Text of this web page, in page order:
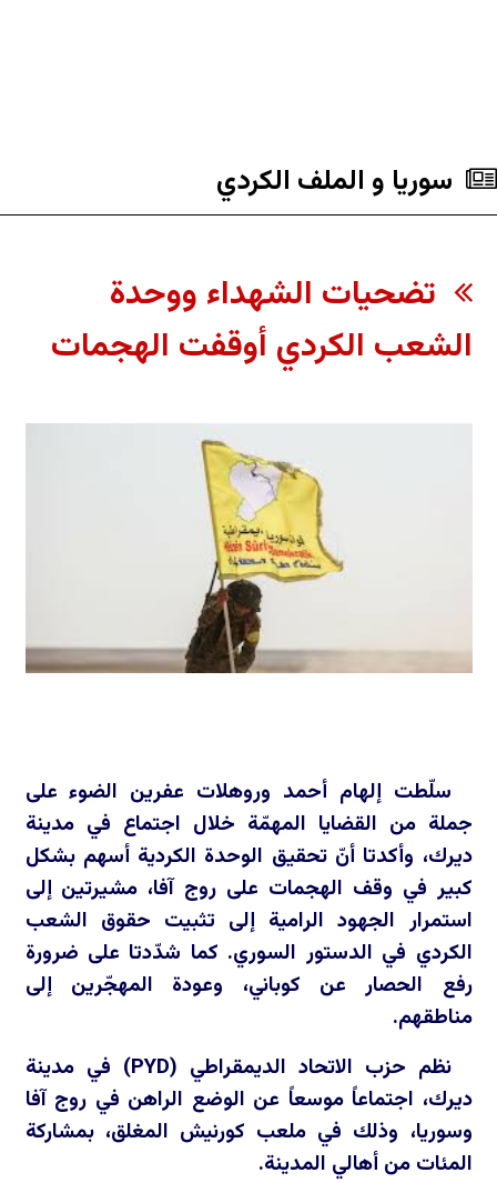
سوريا و الملف الکردي
تضحيات الشهداء ووحدة
الشعب الكردي أوقفت الهجمات
سلّطت إلهام أحمد وروهلات عفرين الضوء على
جملة من القضايا المهمّة خلال اجتماع في مدينة
ديرك، وأكدتا أنّ تحقيق الوحدة الكردية أسهم بشكل
كبير في وقف الهجمات على روج آفا، مشيرتين إلى
استمرار الجهود الرامية إلى تثبيت حقوق الشعب
الكردي في الدستور السوري. كما شدّدتا على ضرورة
رفع الحصار عن كوباني، وعودة المهجّرين إلى
مناطقهم.
نظم حزب الاتحاد الديمقراطي (PYD) في مدينة
ديرك، اجتماعاً موسعاً عن الوضع الراهن في روج آفا
وسوريا، وذلك في ملعب كورنيش المغلق، بمشاركة
المئات من أهالي المدينة.